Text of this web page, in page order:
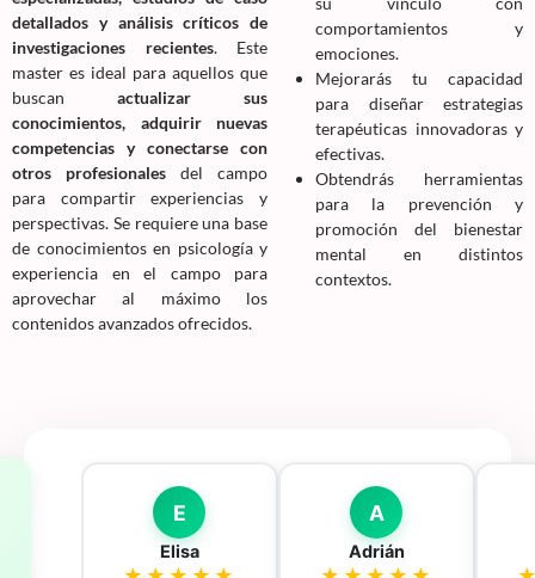
detallados y análisis críticos de
investigaciones recientes. Este
master es ideal para aquellos que
buscan actualizar sus
conocimientos, adquirir nuevas
competencias y conectarse con
otros profesionales del campo
para compartir experiencias y
perspectivas. Se requiere una base
de conocimientos en psicología y
experiencia en el campo para
aprovechar al máximo los
contenidos avanzados ofrecidos.
comportamientos y
emociones.
Mejorarás tu capacidad
para diseñar estrategias
terapéuticas innovadoras y
efectivas.
Obtendrás herramientas
para la prevención y
promoción del bienestar
mental en distintos
contextos.